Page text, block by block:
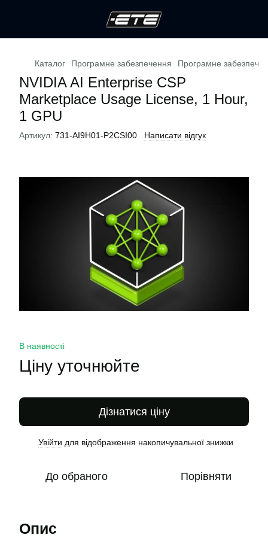
Каталог Програмне забезпечення Програмне
NVIDIA AI Enterprise CSP
Marketplace Usage License, 1 Hour,
1 GPU
Артикул: 731-AI9H01-P2CSI00 Написати відгук
В наявності
Ціну уточнюйте
Дізнатися ціну
Увійти для відображення накопичувальної знижки
До обраного Порівняти
Опис